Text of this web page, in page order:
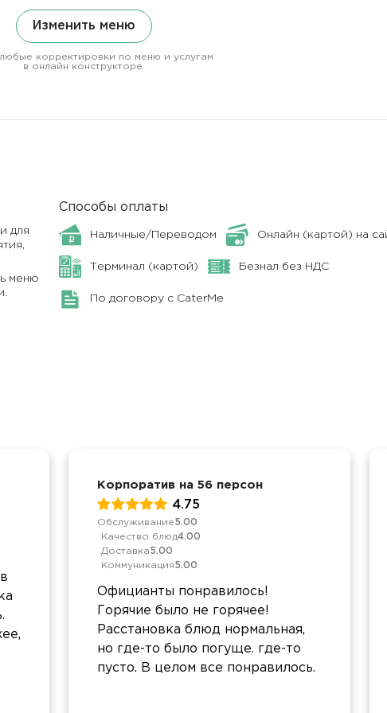
Изменить меню
корректировки по меню и услугам
в онлайн конструкторе.
для
меню
Способы оплаты
Наличные/Переводом Онлайн (картой) на
Терминал (картой) Безнал без НДС
По договору с CaterMe
Корпоратив на 56 персон
4.75
Обслуживание5.00
Качество блюд4.00
Доставка5.00
Коммуникация5.00
Официанты понравилось!
Горячие было не горячее!
Расстановка блюд нормальная,
но где-то было погуще. где-то
пусто. В целом все понравилось.